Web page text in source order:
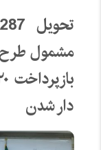
دار شدن